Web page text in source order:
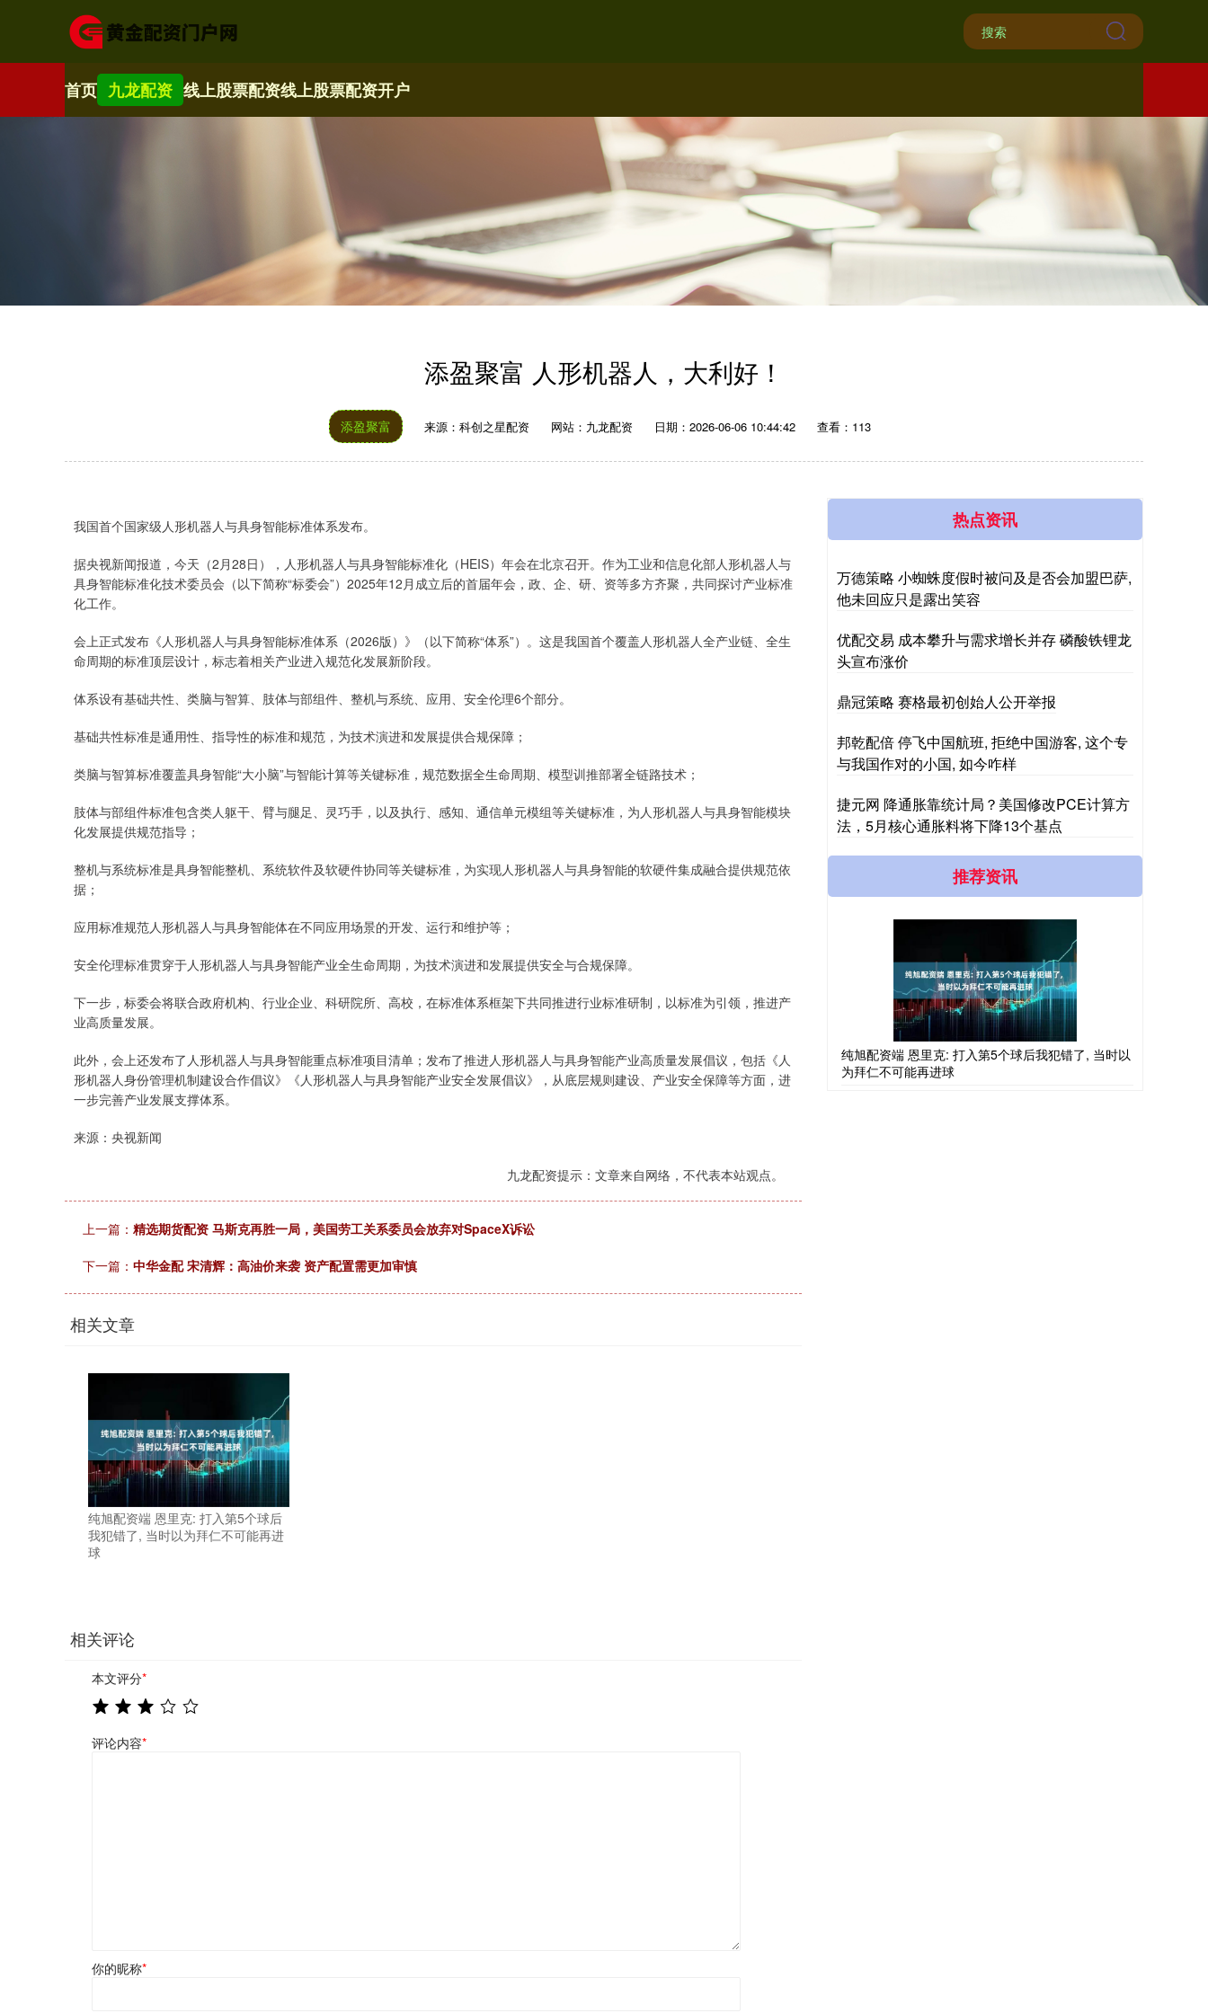
首页 九龙配资 线上股票配资线上股票配资开户
添盈聚富 人形机器人，大利好！
添盈聚富 来源：科创之星配资 网站：九龙配资 日期：2026-06-06 10:44:42 查看：113
我国首个国家级人形机器人与具身智能标准体系发布。
据央视新闻报道，今天（2月28日），人形机器人与具身智能标准化（HEIS）年会在北京召开。作为工业和信息化部人形机器人与
具身智能标准化技术委员会（以下简称“标委会”）2025年12月成立后的首届年会，政、企、研、资等多方齐聚，共同探讨产业标准
化工作。
会上正式发布《人形机器人与具身智能标准体系（2026版）》（以下简称“体系”）。这是我国首个覆盖人形机器人全产业链、全生
命周期的标准顶层设计，标志着相关产业进入规范化发展新阶段。
体系设有基础共性、类脑与智算、肢体与部组件、整机与系统、应用、安全伦理6个部分。
基础共性标准是通用性、指导性的标准和规范，为技术演进和发展提供合规保障；
类脑与智算标准覆盖具身智能“大小脑”与智能计算等关键标准，规范数据全生命周期、模型训推部署全链路技术；
肢体与部组件标准包含类人躯干、臂与腿足、灵巧手，以及执行、感知、通信单元模组等关键标准，为人形机器人与具身智能模块
化发展提供规范指导；
整机与系统标准是具身智能整机、系统软件及软硬件协同等关键标准，为实现人形机器人与具身智能的软硬件集成融合提供规范依
据；
应用标准规范人形机器人与具身智能体在不同应用场景的开发、运行和维护等；
安全伦理标准贯穿于人形机器人与具身智能产业全生命周期，为技术演进和发展提供安全与合规保障。
下一步，标委会将联合政府机构、行业企业、科研院所、高校，在标准体系框架下共同推进行业标准研制，以标准为引领，推进产
业高质量发展。
此外，会上还发布了人形机器人与具身智能重点标准项目清单；发布了推进人形机器人与具身智能产业高质量发展倡议，包括《人
形机器人身份管理机制建设合作倡议》《人形机器人与具身智能产业安全发展倡议》，从底层规则建设、产业安全保障等方面，进
一步完善产业发展支撑体系。
来源：央视新闻
九龙配资提示：文章来自网络，不代表本站观点。
上一篇： 精选期货配资 马斯克再胜一局，美国劳工关系委员会放弃对SpaceX诉讼
下一篇： 中华金配 宋清辉：高油价来袭 资产配置需更加审慎
相关文章
纯旭配资端 恩里克: 打入第5个球后
我犯错了, 当时以为拜仁不可能再进
球
相关评论
本文评分*
评论内容*
你的昵称*
热点资讯
万德策略 小蜘蛛度假时被问及是否会加盟巴萨,
他未回应只是露出笑容
优配交易 成本攀升与需求增长并存 磷酸铁锂龙
头宣布涨价
鼎冠策略 赛格最初创始人公开举报
邦乾配倍 停飞中国航班, 拒绝中国游客, 这个专
与我国作对的小国, 如今咋样
捷元网 降通胀靠统计局？美国修改PCE计算方
法，5月核心通胀料将下降13个基点
推荐资讯
纯旭配资端 恩里克: 打入第5个球后我犯错了, 当时以
为拜仁不可能再进球